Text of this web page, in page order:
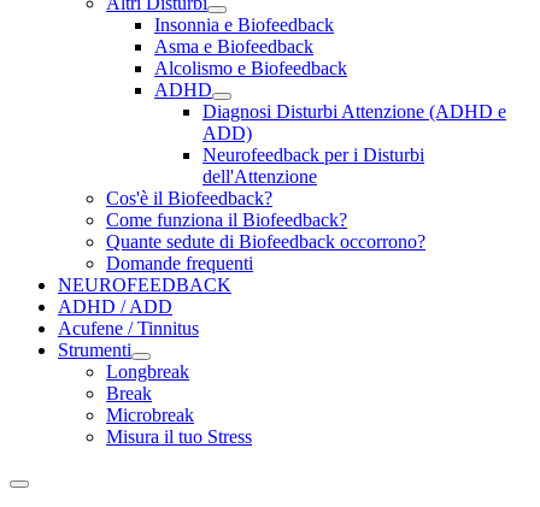
Insonnia e Biofeedback
Asma e Biofeedback
Alcolismo e Biofeedback
ADHD
Diagnosi Disturbi Attenzione (ADHD e
ADD)
Neurofeedback per i Disturbi
dell'Attenzione
Cos'è il Biofeedback?
Come funziona il Biofeedback?
Quante sedute di Biofeedback occorrono?
Domande frequenti
NEUROFEEDBACK
ADHD / ADD
Acufene / Tinnitus
Strumenti
Longbreak
Break
Microbreak
Misura il tuo Stress